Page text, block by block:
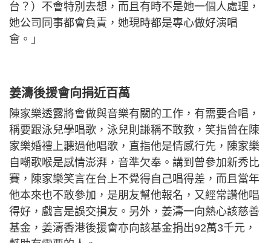
台？）不會特別去想，而且有時不是她一個人處理，
她公司同事都會負責，她現時都是專心做好演唱
會。」
姜濤後援會向捐近百萬
陳家樂透露將會做與音樂有關的工作，有需要合唱，
稱要跟泳兒學唱歌，泳兒則謙稱不敢教，笑指曾在陳
家樂婚禮上聽過他唱歌，直指他是情感行先，陳家樂
自嘲歌喉是感情澎湃，音準欠奉。講到曾參加新秀比
賽，陳家樂笑言在台上不覺得自己唱得差，而且當年
他本來也不敢參加，是朋友幫他報名，又經常讚他唱
得好，戲言是誤交損友。另外，姜濤一向熱心該慈善
基金，姜濤香港後援會亦向該基金捐出92萬3千元，